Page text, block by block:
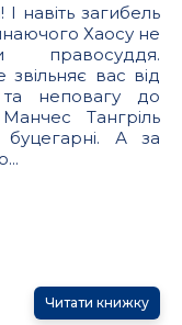
навіть загибель
Хаосу не
правосуддя.
вас від
та неповагу до
Тангріль
А за
Читати книжку